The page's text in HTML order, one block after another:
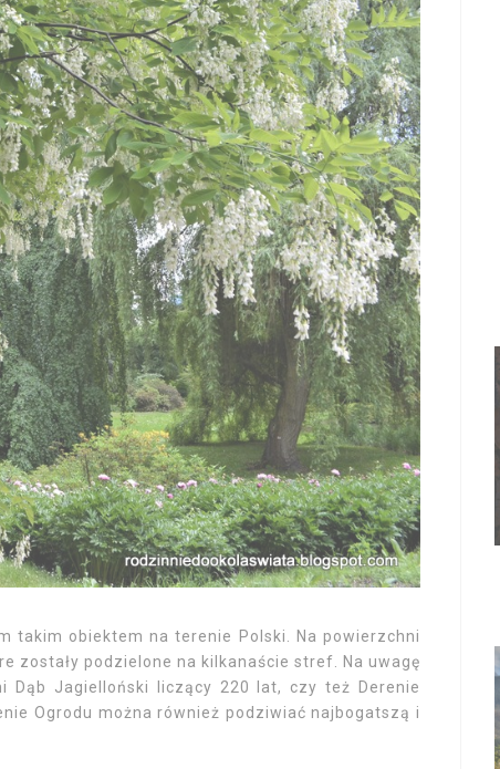
takim obiektem na terenie Polski. Na powierzchni
zostały podzielone na kilkanaście stref. Na uwagę
Dąb Jagielloński liczący 220 lat, czy też Derenie
Ogrodu można również podziwiać najbogatszą i